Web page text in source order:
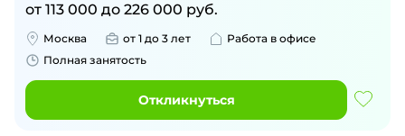
от 113 000 до 226 000 руб.
Москва от 1 до 3 лет
Работа в офисе
Полная занятость
Откликнуться